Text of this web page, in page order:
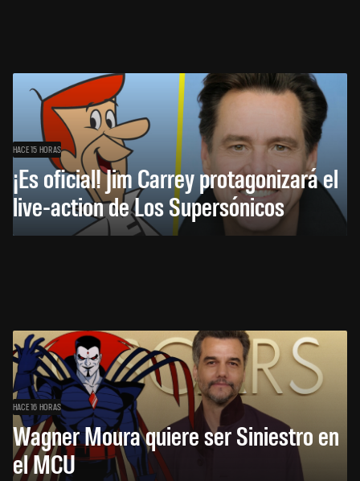
HACE 15 HORAS
¡Es oficial! Jim Carrey protagonizará el
live-action de Los Supersónicos
HACE 16 HORAS
Wagner Moura quiere ser Siniestro en
el MCU